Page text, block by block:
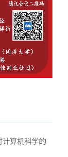
计算机科学的